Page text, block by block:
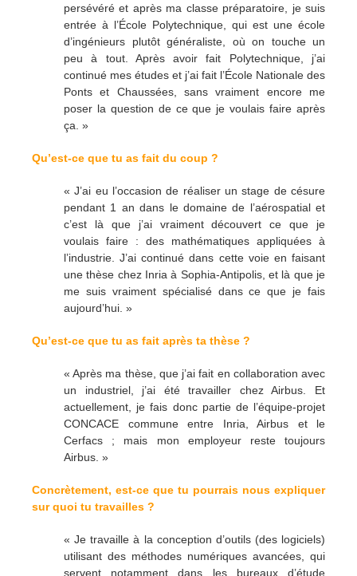
persévéré et après ma classe préparatoire, je suis
entrée à l’École Polytechnique, qui est une école
d’ingénieurs plutôt généraliste, où on touche un
peu à tout. Après avoir fait Polytechnique, j’ai
continué mes études et j’ai fait l’École Nationale des
Ponts et Chaussées, sans vraiment encore me
poser la question de ce que je voulais faire après
ça. »
Qu’est-ce que tu as fait du coup ?
« J’ai eu l’occasion de réaliser un stage de césure
pendant 1 an dans le domaine de l’aérospatial et
c’est là que j’ai vraiment découvert ce que je
voulais faire : des mathématiques appliquées à
l’industrie. J’ai continué dans cette voie en faisant
une thèse chez Inria à Sophia-Antipolis, et là que je
me suis vraiment spécialisé dans ce que je fais
aujourd’hui. »
Qu’est-ce que tu as fait après ta thèse ?
« Après ma thèse, que j’ai fait en collaboration avec
un industriel, j’ai été travailler chez Airbus. Et
actuellement, je fais donc partie de l’équipe-projet
CONCACE commune entre Inria, Airbus et le
Cerfacs ; mais mon employeur reste toujours
Airbus. »
Concrètement, est-ce que tu pourrais nous expliquer
sur quoi tu travailles ?
« Je travaille à la conception d’outils (des logiciels)
utilisant des méthodes numériques avancées, qui
servent notamment dans les bureaux d’étude